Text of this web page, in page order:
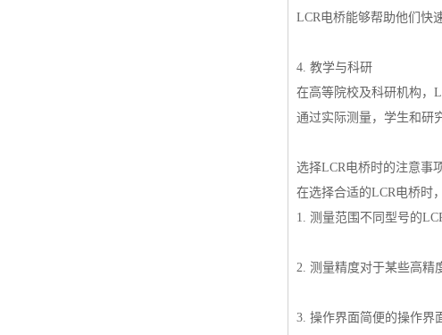
LCR电桥能够帮助他们快
4. 教学与科研
在高等院校及科研机构，
通过实际测量，学生和研
选择LCR电桥时的注意事
在选择合适的LCR电桥时
1. 测量范围不同型号的
2. 测量精度对于某些高精
3. 操作界面简便的操作界